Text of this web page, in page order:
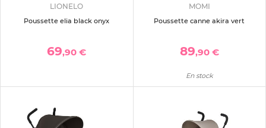
LIONELO
Poussette elia black onyx
69,90 €
MOMI
Poussette canne akira vert
89,90 €
En stock